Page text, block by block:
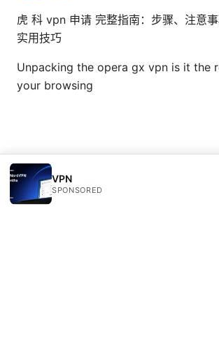
虎 科 vpn 申请 完整指南：步骤、注意
实用技巧
Unpacking the opera gx vpn is it the
your browsing
VPN
SPONSORED
© 2026 Mattburkephoto